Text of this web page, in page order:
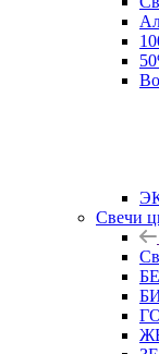
Свечи